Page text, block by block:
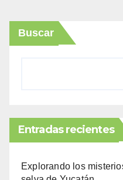
Buscar
Entradas recientes
Explorando los